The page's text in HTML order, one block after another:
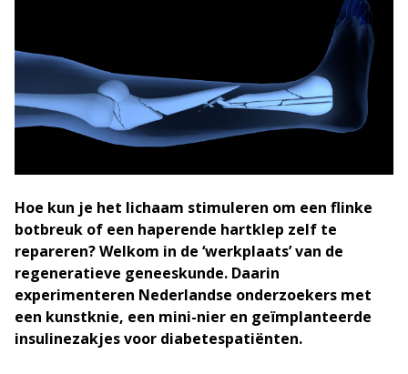
Hoe kun je het lichaam stimuleren om een flinke
botbreuk of een haperende hartklep zelf te
repareren? Welkom in de ‘werkplaats’ van de
regeneratieve geneeskunde. Daarin
experimenteren Nederlandse onderzoekers met
een kunstknie, een mini-nier en geïmplanteerde
insulinezakjes voor diabetespatiënten.